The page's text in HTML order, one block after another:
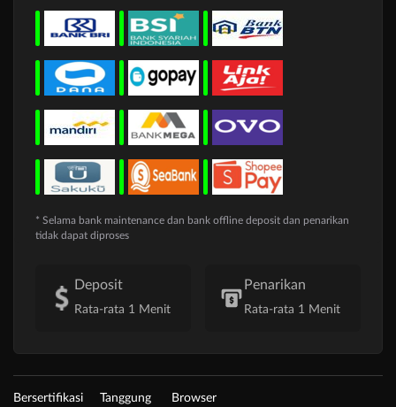
* Selama bank maintenance dan bank offline deposit dan penarikan
tidak dapat diproses
Deposit
Rata-rata 1 Menit
Penarikan
Rata-rata 1 Menit
Bersertifikasi
Tanggung
Browser